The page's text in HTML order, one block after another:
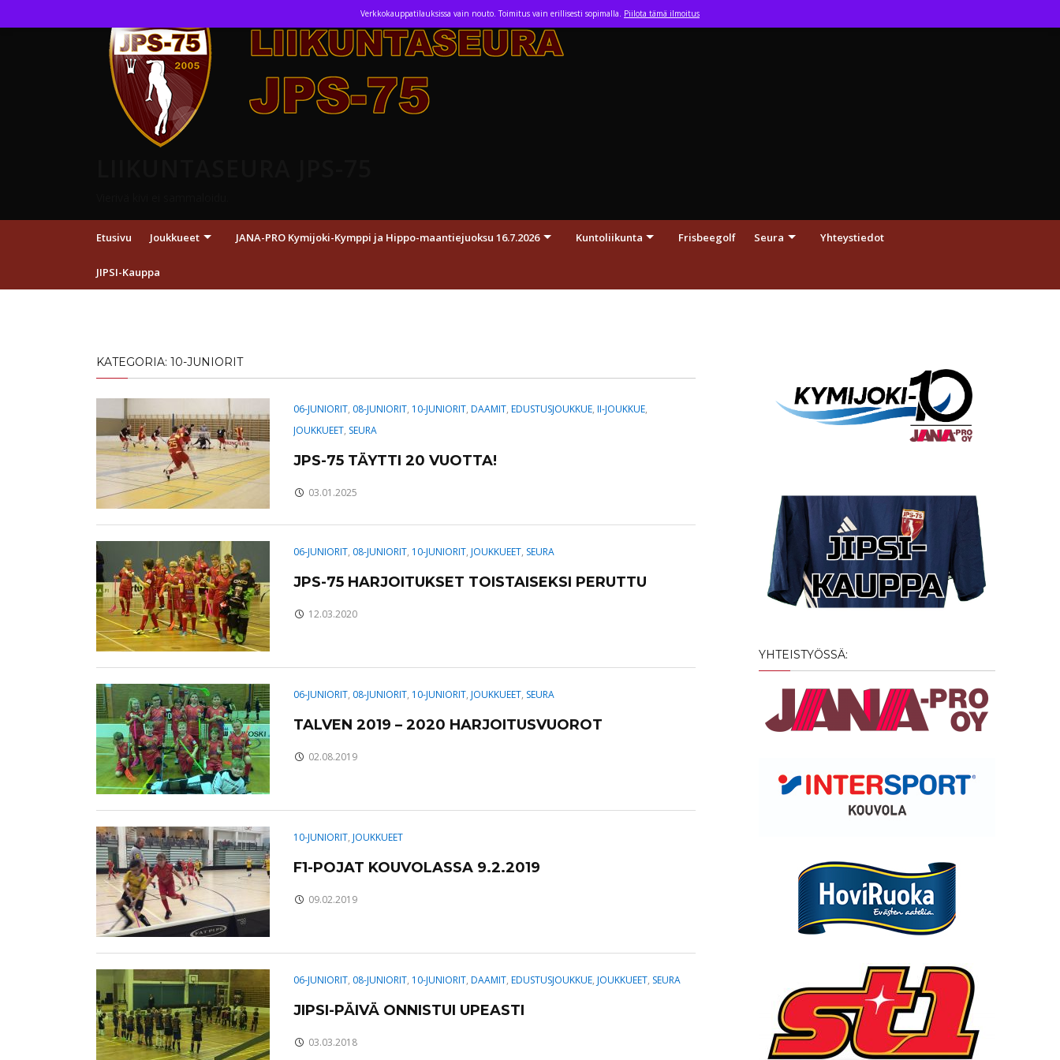
to
content
Etusivu Joukkueet JANA-PRO Kymijoki-Kymppi ja Hippo-maantiejuoksu 16.7.2026 Kuntoliikunta Frisbeegolf Seura Yhteystiedot
JIPSI-Kauppa
KATEGORIA: 10-JUNIORIT
06-JUNIORIT, 08-JUNIORIT, 10-JUNIORIT, DAAMIT, EDUSTUSJOUKKUE, II-JOUKKUE,
JOUKKUEET, SEURA
JPS-75 TÄYTTI 20 VUOTTA!
03.01.2025
06-JUNIORIT, 08-JUNIORIT, 10-JUNIORIT, JOUKKUEET, SEURA
JPS-75 HARJOITUKSET TOISTAISEKSI PERUTTU
12.03.2020
06-JUNIORIT, 08-JUNIORIT, 10-JUNIORIT, JOUKKUEET, SEURA
TALVEN 2019 – 2020 HARJOITUSVUOROT
02.08.2019
10-JUNIORIT, JOUKKUEET
F1-POJAT KOUVOLASSA 9.2.2019
09.02.2019
06-JUNIORIT, 08-JUNIORIT, 10-JUNIORIT, DAAMIT, EDUSTUSJOUKKUE, JOUKKUEET, SEURA
JIPSI-PÄIVÄ ONNISTUI UPEASTI
03.03.2018
YHTEISTYÖSSÄ:
Verkkokauppatilauksissa vain nouto. Toimitus vain erillisesti sopimalla. Piilota tämä ilmoitus